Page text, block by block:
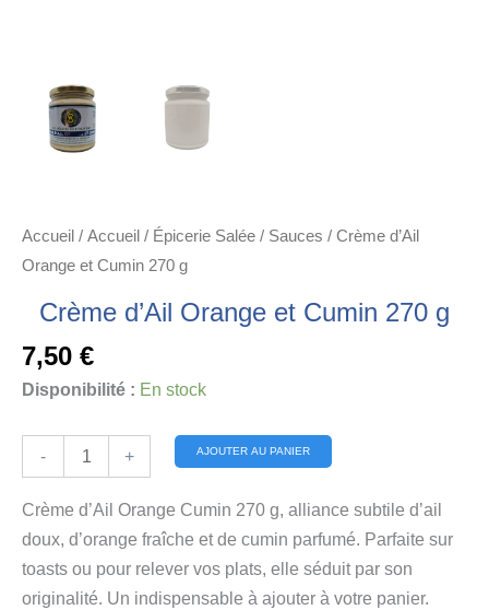
Accueil / Accueil / Épicerie Salée / Sauces / Crème d’Ail
Orange et Cumin 270 g
Crème d’Ail Orange et Cumin 270 g
7,50 €
Disponibilité : En stock
-
de
Crème
d'Ail
Orange
et
+ AJOUTER AU PANIER
Crème d’Ail Orange Cumin 270 g, alliance subtile d’ail
doux, d’orange fraîche et de cumin parfumé. Parfaite sur
toasts ou pour relever vos plats, elle séduit par son
originalité. Un indispensable à ajouter à votre panier.